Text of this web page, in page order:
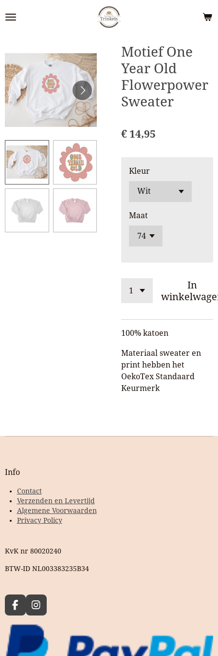
direct
hoofdinhoud
Motief One
Year Old
Flowerpower
Sweater
€ 14,95
Kleur
Maat
In
100% katoen
Materiaal sweater en
print hebben het
OekoTex Standaard
Keurmerk
Info
Contact
Verzenden en Levertijd
Algemene Voorwaarden
Privacy Policy
KvK nr 80020240
BTW-ID NL003383235B34
F
a
c
I
n
s
t
a